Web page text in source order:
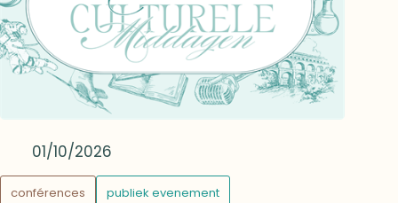
01/10/2026
conférences publiek evenement